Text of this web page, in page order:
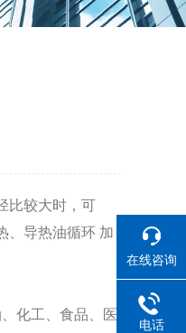
比较大时，可
、导热油循环 加
化工、食品、医
在线咨询
电话